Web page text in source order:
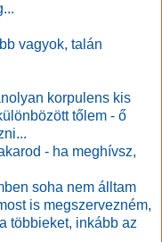
vagyok, talán
korpulens kis
tőlem - ő
- ha meghívsz,
soha nem álltam
is megszervezném,
többieket, inkább az